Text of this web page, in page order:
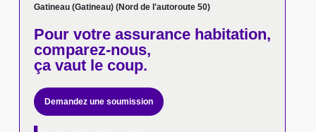
Gatineau (Gatineau) (Nord de l'autoroute 50)
Pour votreassurance habitation,
comparez-nous,
ça vaut le coup.
Demandez une soumission